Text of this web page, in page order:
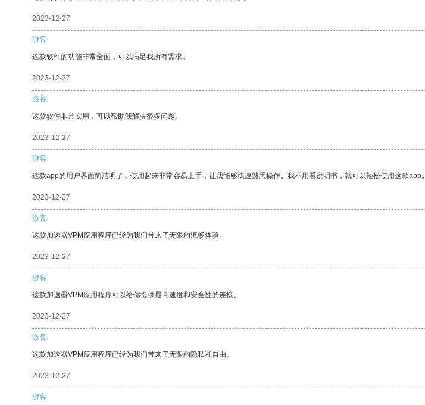
2023-12-27
游客
这款软件的功能非常全面，可以满足我所有需求。
2023-12-27
游客
这款软件非常实用，可以帮助我解决很多问题。
2023-12-27
游客
这款app的用户界面简洁明了，使用起来非常容易上手，让我能够快速熟悉操作。我不用看说明书，就可以轻松使用这款app。
2023-12-27
游客
这款加速器VPM应用程序已经为我们带来了无限的流畅体验。
2023-12-27
游客
这款加速器VPM应用程序可以给你提供最高速度和安全性的连接。
2023-12-27
游客
这款加速器VPM应用程序已经为我们带来了无限的隐私和自由。
2023-12-27
游客